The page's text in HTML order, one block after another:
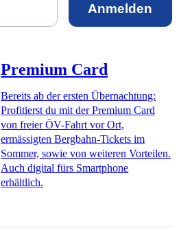
Anmelden
Premium Card
Bereits ab der ersten Übernachtung:
Profitierst du mit der Premium Card
von freier ÖV-Fahrt vor Ort,
ermässigten Bergbahn-Tickets im
Sommer, sowie von weiteren Vorteilen.
Auch digital fürs Smartphone
erhältlich.